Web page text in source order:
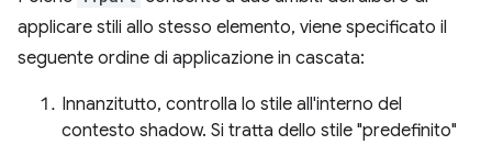
applicare stili allo stesso elemento, viene specificato il
seguente ordine di applicazione in cascata:
Innanzitutto, controlla lo stile all'interno del
contesto shadow. Si tratta dello stile "predefinito"